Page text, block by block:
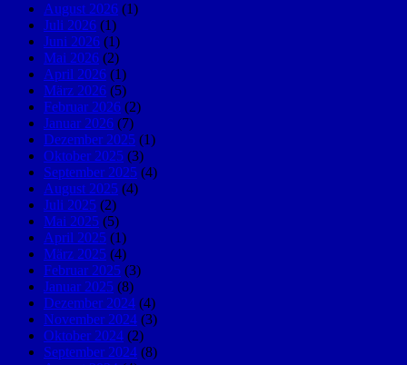
August 2026 (1)
Juli 2026 (1)
Juni 2026 (1)
Mai 2026 (2)
April 2026 (1)
März 2026 (5)
Februar 2026 (2)
Januar 2026 (7)
Dezember 2025 (1)
Oktober 2025 (3)
September 2025 (4)
August 2025 (4)
Juli 2025 (2)
Mai 2025 (5)
April 2025 (1)
März 2025 (4)
Februar 2025 (3)
Januar 2025 (8)
Dezember 2024 (4)
November 2024 (3)
Oktober 2024 (2)
September 2024 (8)